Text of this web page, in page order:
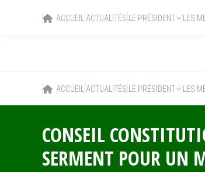
ACCUEIL ACTUALITÉS LE PRÉSIDENT LES
CONSEIL
SERMENT POUR UN
ACCUEIL ACTUALITÉS LE PRÉSIDENT LES